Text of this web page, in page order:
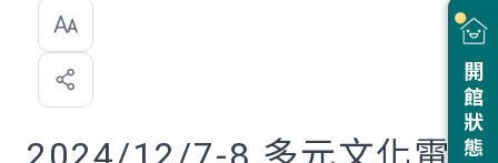
開館狀態
選
喜
歡